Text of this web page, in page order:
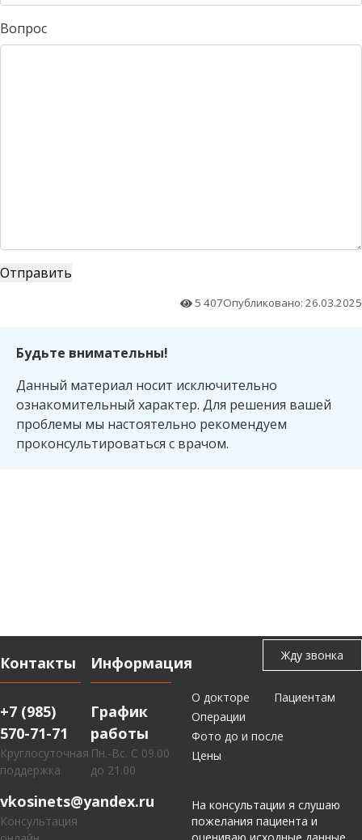
Вопрос
5 407Опубликовано: 26.03.2025
Будьте внимательны!
Данный материал носит исключительно
ознакомительный характер. Для решения вашей
проблемы мы настоятельно рекомендуем
проконсультироваться с врачом.
Контакты
+7 (985)
570-71-71
Круглосуточная
поддержка
vkosinets@yandex.ru
Консультация
Информация
График
работы
Пн.-Вс. С 09.00
до 21.00
О докторе
Пациентам
Операции
Фото до и после
Цены
На консультации я слушаю
пожелания пациента и
оцениваю исходные данные.